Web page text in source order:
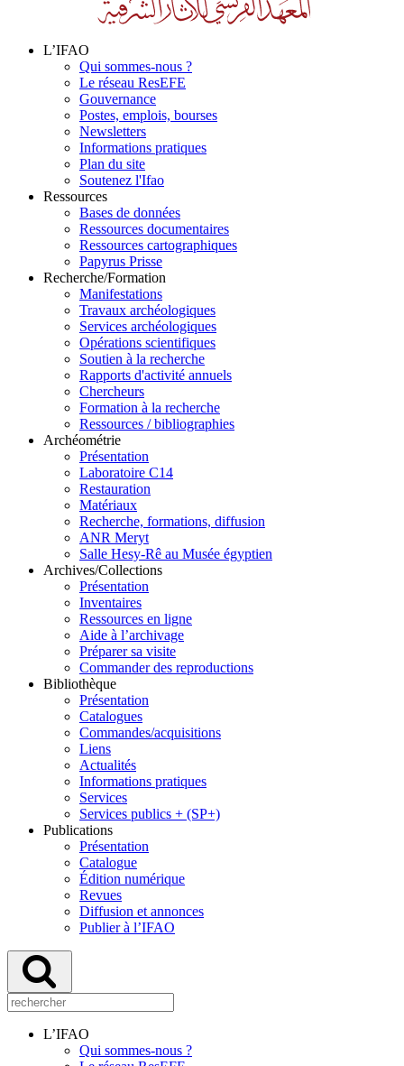
L’IFAO
Qui sommes-nous ?
Le réseau ResEFE
Gouvernance
Postes, emplois, bourses
Newsletters
Informations pratiques
Plan du site
Soutenez l'Ifao
Ressources
Bases de données
Ressources documentaires
Ressources cartographiques
Papyrus Prisse
Recherche/Formation
Manifestations
Travaux archéologiques
Services archéologiques
Opérations scientifiques
Soutien à la recherche
Rapports d'activité annuels
Chercheurs
Formation à la recherche
Ressources / bibliographies
Archéométrie
Présentation
Laboratoire C14
Restauration
Matériaux
Recherche, formations, diffusion
ANR Meryt
Salle Hesy-Rê au Musée égyptien
Archives/Collections
Présentation
Inventaires
Ressources en ligne
Aide à l’archivage
Préparer sa visite
Commander des reproductions
Bibliothèque
Présentation
Catalogues
Commandes/acquisitions
Liens
Actualités
Informations pratiques
Services
Services publics + (SP+)
Publications
Présentation
Catalogue
Édition numérique
Revues
Diffusion et annonces
Publier à l’IFAO
L’IFAO
Qui sommes-nous ?